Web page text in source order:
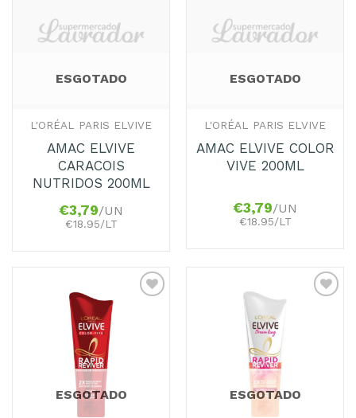
Favoritos
ESGOTADO
L'ORÉAL PARIS ELVIVE
AMAC ELVIVE
CARACOIS
NUTRIDOS 200ML
€3,79/UN
€18.95/LT
Favoritos
ESGOTADO
L'ORÉAL PARIS ELVIVE
AMAC ELVIVE COLOR
VIVE 200ML
€3,79/UN
€18.95/LT
ESGOTADO ESGOTADO